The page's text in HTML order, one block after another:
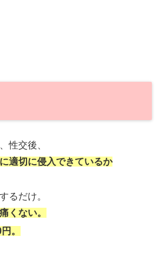
性交後、
適切に侵入できているか
るだけ。
くない。
。